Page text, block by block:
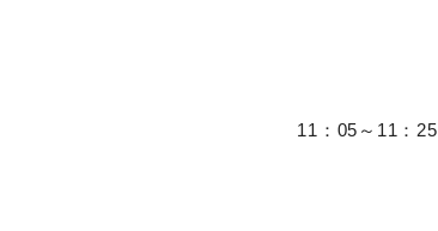
11：05～11：25